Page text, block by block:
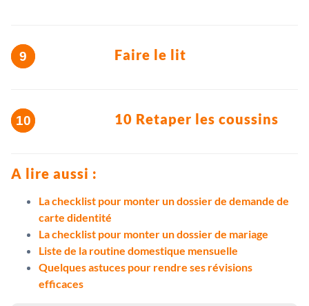
Faire le lit
10 Retaper les coussins
A lire aussi :
La checklist pour monter un dossier de demande de
carte didentité
La checklist pour monter un dossier de mariage
Liste de la routine domestique mensuelle
Quelques astuces pour rendre ses révisions
efficaces